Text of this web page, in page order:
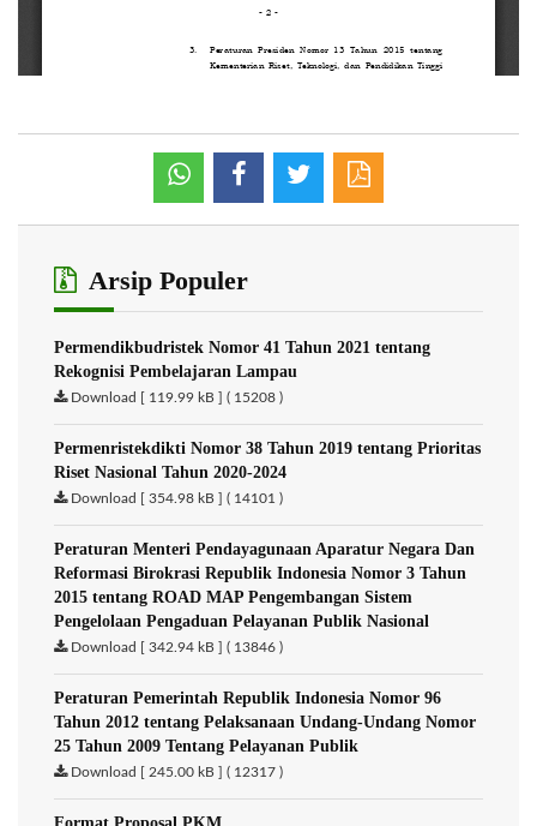
Arsip Populer
Permendikbudristek Nomor 41 Tahun 2021 tentang
Rekognisi Pembelajaran Lampau
Download [ 119.99 kB ] ( 15208 )
Permenristekdikti Nomor 38 Tahun 2019 tentang Prioritas
Riset Nasional Tahun 2020-2024
Download [ 354.98 kB ] ( 14101 )
Peraturan Menteri Pendayagunaan Aparatur Negara Dan
Reformasi Birokrasi Republik Indonesia Nomor 3 Tahun
2015 tentang ROAD MAP Pengembangan Sistem
Pengelolaan Pengaduan Pelayanan Publik Nasional
Download [ 342.94 kB ] ( 13846 )
Peraturan Pemerintah Republik Indonesia Nomor 96
Tahun 2012 tentang Pelaksanaan Undang-Undang Nomor
25 Tahun 2009 Tentang Pelayanan Publik
Download [ 245.00 kB ] ( 12317 )